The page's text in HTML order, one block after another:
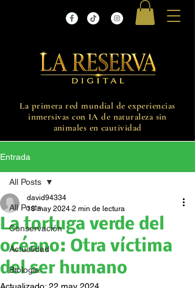
La primera red mundial de experiencias
inmersivas con IA de naturaleza sin
animales en cautividad
Entrada
All Posts
Conservación
Actualidad
Biología
All Posts
La tortuga verde del
océano: Otra víctima
del ser humano
david94334
18 may 2024 2 min de lectura
Actualizado: 22 may 2024